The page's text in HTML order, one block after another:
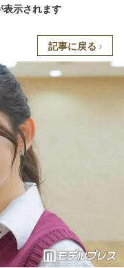
表示されます
記事に戻る